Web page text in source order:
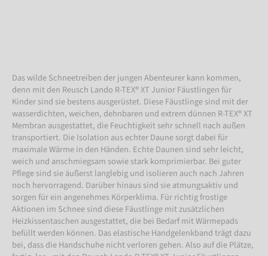
Das wilde Schneetreiben der jungen Abenteurer kann kommen,
denn mit den Reusch Lando R-TEX® XT Junior Fäustlingen für
Kinder sind sie bestens ausgerüstet. Diese Fäustlinge sind mit der
wasserdichten, weichen, dehnbaren und extrem dünnen R-TEX® XT
Membran ausgestattet, die Feuchtigkeit sehr schnell nach außen
transportiert. Die Isolation aus echter Daune sorgt dabei für
maximale Wärme in den Händen. Echte Daunen sind sehr leicht,
weich und anschmiegsam sowie stark komprimierbar. Bei guter
Pflege sind sie äußerst langlebig und isolieren auch nach Jahren
noch hervorragend. Darüber hinaus sind sie atmungsaktiv und
sorgen für ein angenehmes Körperklima. Für richtig frostige
Aktionen im Schnee sind diese Fäustlinge mit zusätzlichen
Heizkissentaschen ausgestattet, die bei Bedarf mit Wärmepads
befüllt werden können. Das elastische Handgelenkband trägt dazu
bei, dass die Handschuhe nicht verloren gehen. Also auf die Plätze,